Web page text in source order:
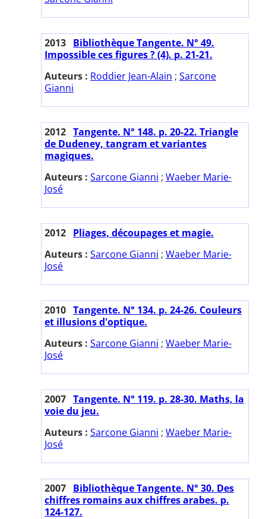
2013 Bibliothèque Tangente. N° 49.
Impossible ces figures ? (4). p. 21-21.
Auteurs : Roddier Jean-Alain ; Sarcone
Gianni
2012 Tangente. N° 148. p. 20-22. Triangle
de Dudeney, tangram et variantes
magiques.
Auteurs : Sarcone Gianni ; Waeber Marie-
José
2012 Pliages, découpages et magie.
Auteurs : Sarcone Gianni ; Waeber Marie-
José
2010 Tangente. N° 134. p. 24-26. Couleurs
et illusions d'optique.
Auteurs : Sarcone Gianni ; Waeber Marie-
José
2007 Tangente. N° 119. p. 28-30. Maths, la
voie du jeu.
Auteurs : Sarcone Gianni ; Waeber Marie-
José
2007 Bibliothèque Tangente. N° 30. Des
chiffres romains aux chiffres arabes. p.
124-127.